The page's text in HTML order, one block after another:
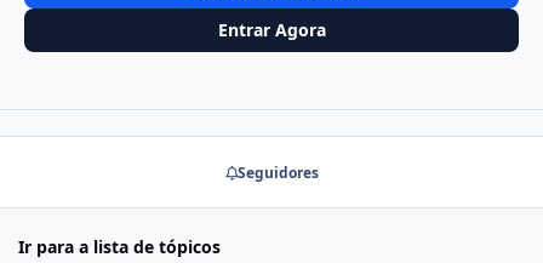
Entrar Agora
Seguidores
Ir para a lista de tópicos